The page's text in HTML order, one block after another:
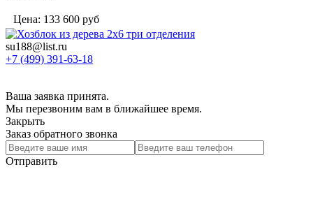
Цена: 133 600 руб
su188@list.ru
+7 (499) 391-63-18
Ваша заявка принята.
Мы перезвоним вам в ближайшее время.
Закрыть
Заказ обратного звонка
Отправить